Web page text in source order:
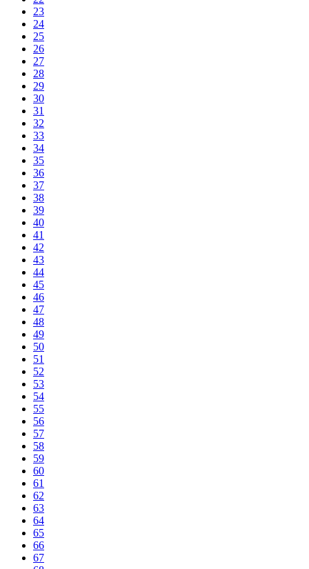
23
24
25
26
27
28
29
30
31
32
33
34
35
36
37
38
39
40
41
42
43
44
45
46
47
48
49
50
51
52
53
54
55
56
57
58
59
60
61
62
63
64
65
66
67